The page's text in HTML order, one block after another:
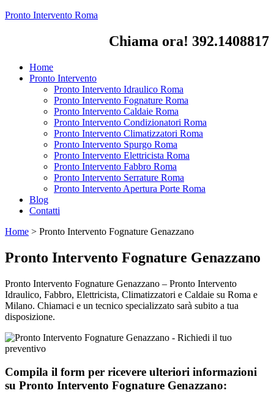
Pronto Intervento Roma
Chiama ora! 392.1408817
Home
Pronto Intervento
Pronto Intervento Idraulico Roma
Pronto Intervento Fognature Roma
Pronto Intervento Caldaie Roma
Pronto Intervento Condizionatori Roma
Pronto Intervento Climatizzatori Roma
Pronto Intervento Spurgo Roma
Pronto Intervento Elettricista Roma
Pronto Intervento Fabbro Roma
Pronto Intervento Serrature Roma
Pronto Intervento Apertura Porte Roma
Blog
Contatti
Home > Pronto Intervento Fognature Genazzano
Pronto Intervento Fognature Genazzano
Pronto Intervento Fognature Genazzano – Pronto Intervento
Idraulico, Fabbro, Elettricista, Climatizzatori e Caldaie su Roma e
Milano. Chiamaci e un tecnico specializzato sarà subito a tua
disposizione.
Compila il form per ricevere ulteriori informazioni
su Pronto Intervento Fognature Genazzano: